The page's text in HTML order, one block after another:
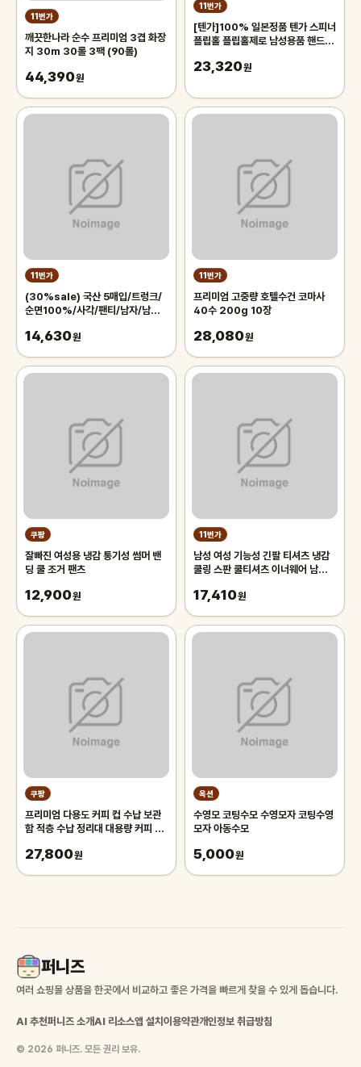
11번가
깨끗한나라 순수 프리미엄 3겹 화장
지 30m 30롤 3팩 (90롤)
44,390원
11번가
[텐가]100% 일본정품 텐가 스피너
플립홀 플립홀제로 남성용품 핸드잡
23,320원
11번가
(30%sale) 국산 5매입/트렁크/
순면100%/사각/팬티/남자/남성/
옷
14,630원
11번가
프리미엄 고중량 호텔수건 코마사
40수 200g 10장
28,080원
쿠팡
잘빠진 여성용 냉감 통기성 썸머 밴
딩 쿨 조거 팬츠
12,900원
11번가
남성 여성 기능성 긴팔 티셔츠 냉감
쿨링 스판 쿨티셔츠 이너웨어 남자
17,410원
쿠팡
프리미엄 다용도 커피 컵 수납 보관
함 적층 수납 정리대 대용량 커피 트
27,800원
옥션
수영모 코팅수모 수영모자 코팅수영
모자 아동수모
5,000원
퍼니즈
여러 쇼핑몰 상품을 한곳에서 비교하고 좋은 가격을 빠르게 찾을 수 있게 돕습니다.
AI 추천퍼니즈 소개AI 리소스앱 설치 이용약관개인정보 취급방침
© 2026 퍼니즈. 모든 권리 보유.